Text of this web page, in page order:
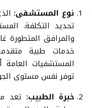
نوع المستشفى:
تحديد التكلفة.
والمرافق المتطورة
خدمات طبية
المستشفيات
توفر نفس مستوى
خبرة الطبيب: تعد